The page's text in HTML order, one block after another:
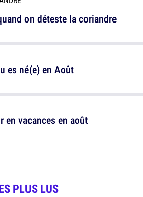
es né(e) en Août
on déteste la coriandre
en vacances en août
PLUS LUS